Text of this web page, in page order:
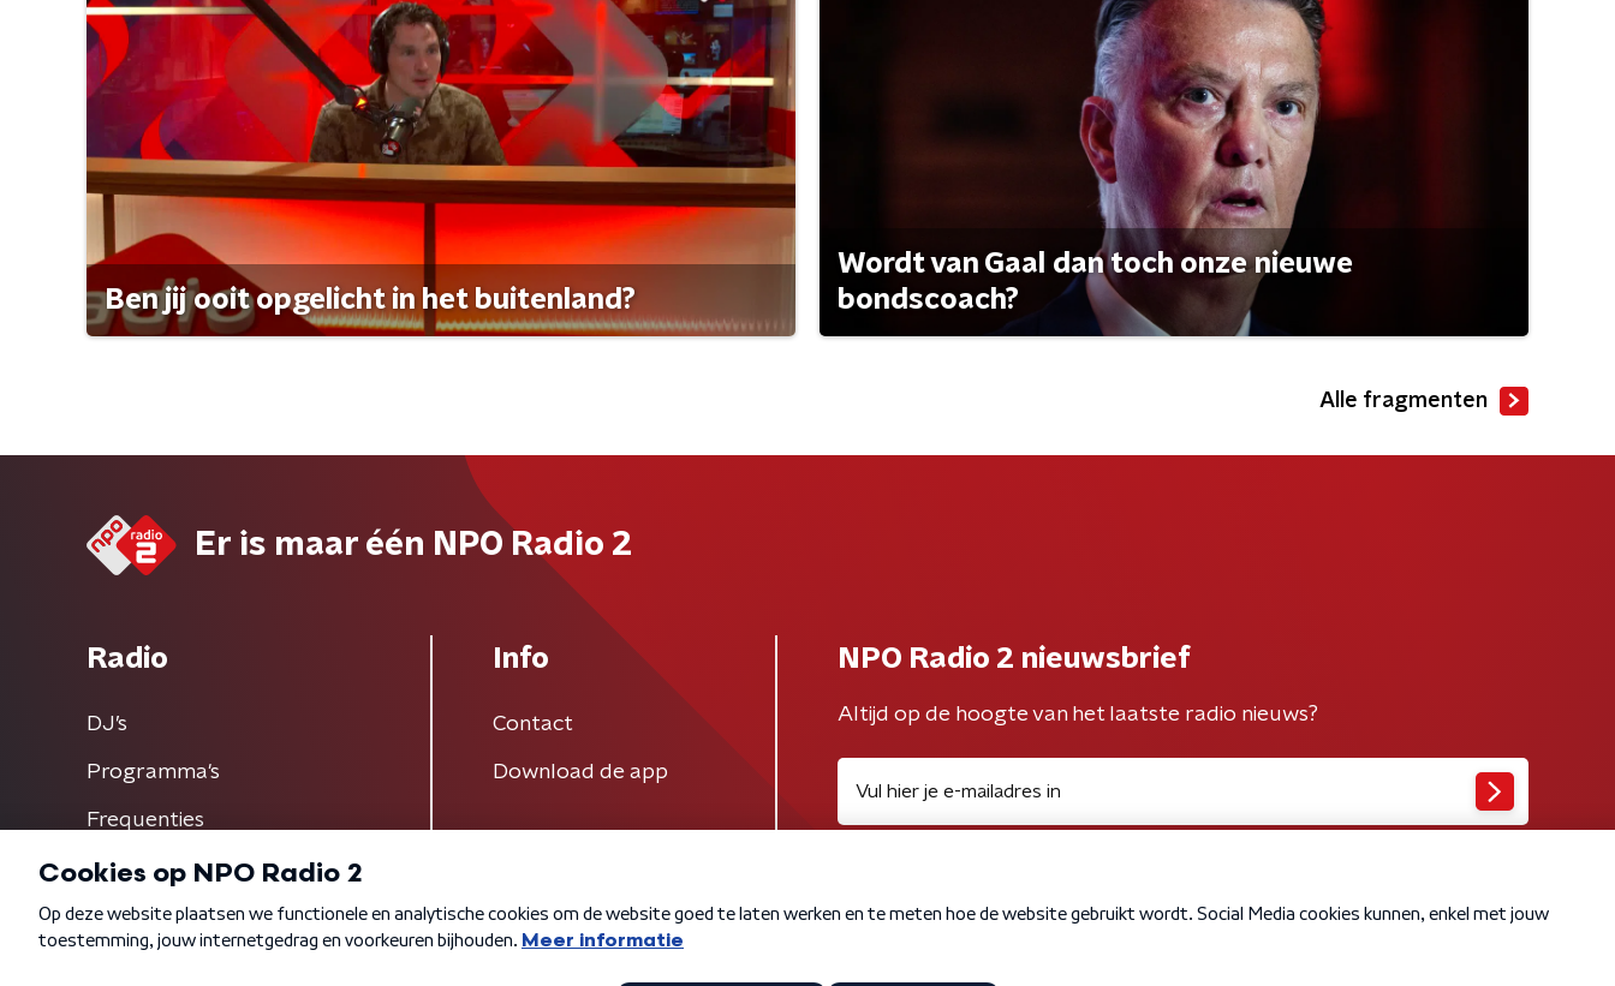
Ben jij ooit opgelicht in het buitenland?
Wordt van Gaal dan toch onze nieuwe
bondscoach?
Alle fragmenten
Er is maar één NPO Radio 2
Radio
DJ’s
Programma's
Frequenties
Info
Contact
Download de app
NPO Radio 2 nieuwsbrief
Altijd op de hoogte van het laatste radio nieuws?
Algemene voorwaarden Privacybeleid